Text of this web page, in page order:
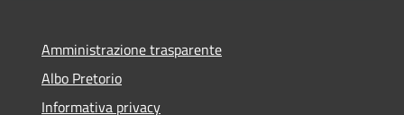
Amministrazione trasparente
Albo Pretorio
Informativa privacy